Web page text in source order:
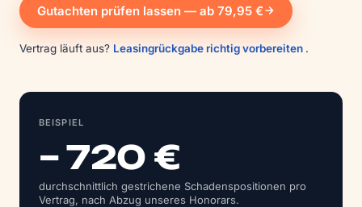
Gutachten prüfen lassen — ab 79,95 €
Vertrag läuft aus? Leasingrückgabe richtig vorbereiten .
BEISPIEL
– 720 €
durchschnittlich gestrichene Schadens­positionen pro
Vertrag, nach Abzug unseres Honorars.